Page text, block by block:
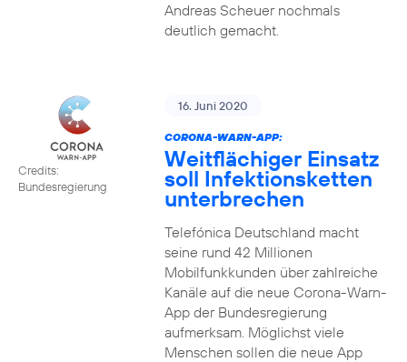
Andreas Scheuer nochmals
deutlich gemacht.
Credits:
Bundesregierung
16. Juni 2020
CORONA-WARN-APP:
Weitflächiger Einsatz
soll Infektionsketten
unterbrechen
Telefónica Deutschland macht
seine rund 42 Millionen
Mobilfunkkunden über zahlreiche
Kanäle auf die neue Corona-Warn-
App der Bundesregierung
aufmerksam. Möglichst viele
Menschen sollen die neue App